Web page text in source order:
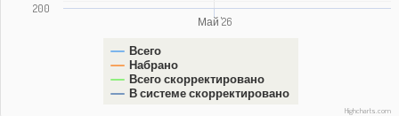
Май '26
200
Всего
Набрано
Всего скорректировано
В системе скорректировано
Highcharts.com